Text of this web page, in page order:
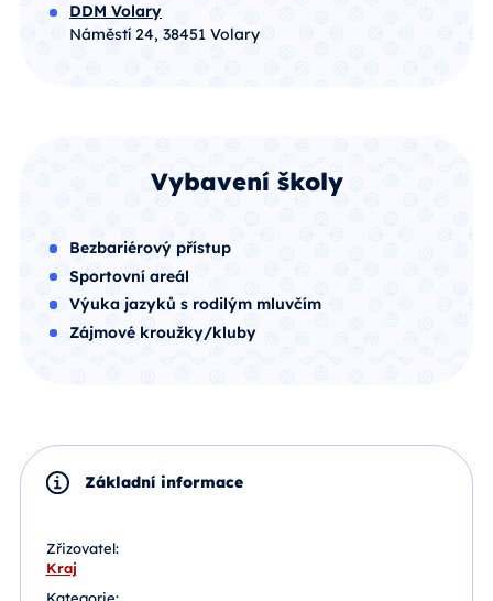
DDM Volary
Náměstí 24, 38451 Volary
Vybavení školy
Bezbariérový přístup
Sportovní areál
Výuka jazyků s rodilým mluvčím
Zájmové kroužky/kluby
Základní informace
Zřizovatel:
Kraj